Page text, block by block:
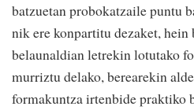
batzuetan probokatzaile puntu
nik ere konpartitu dezaket, hein
belaunaldian letrekin lotutako
murriztu delako, berearekin
formakuntza irtenbide praktiko